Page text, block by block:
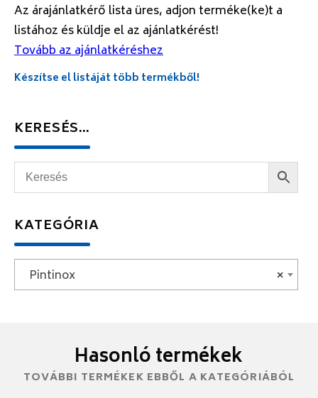
Az árajánlatkérő lista üres, adjon terméke(ke)t a
listához és küldje el az ajánlatkérést!
Tovább az ajánlatkéréshez
Készítse el listáját több termékből!
KERESÉS…
KATEGÓRIA
×
Pintinox
Hasonló termékek
TOVÁBBI TERMÉKEK EBBŐL A KATEGÓRIÁBÓL